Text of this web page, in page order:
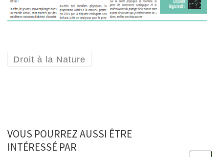
Droit à la Nature
VOUS POURREZ AUSSI ÊTRE
INTÉRESSÉ PAR